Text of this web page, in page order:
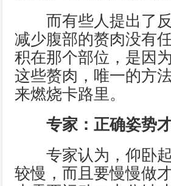
而有些人提出了反
减少腹部的赘肉没有
积在那个部位，是因
这些赘肉，唯一的方
来燃烧卡路里。
专家：正确姿势
专家认为，仰卧起
较慢，而且要慢慢做